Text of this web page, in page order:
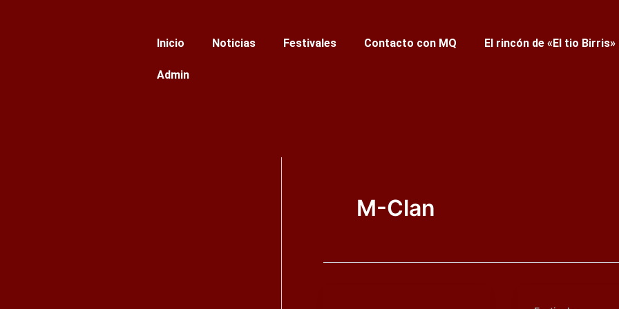
Inicio Noticias Festivales Contacto con MQ El rincón de «El tio Birris»
Admin
M-Clan